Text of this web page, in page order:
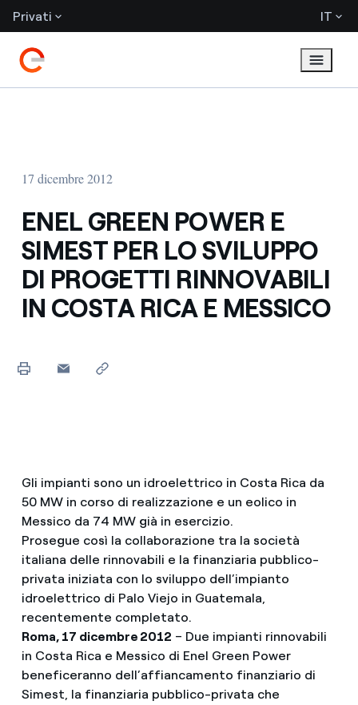
Privati IT
17 dicembre 2012
ENEL GREEN POWER E
SIMEST PER LO SVILUPPO
DI PROGETTI RINNOVABILI
IN COSTA RICA E MESSICO
Gli impianti sono un idroelettrico in Costa Rica da
50 MW in corso di realizzazione e un eolico in
Messico da 74 MW già in esercizio.
Prosegue così la collaborazione tra la società
italiana delle rinnovabili e la finanziaria pubblico-
privata iniziata con lo sviluppo dell’impianto
idroelettrico di Palo Viejo in Guatemala,
recentemente completato.
Roma, 17 dicembre 2012 – Due impianti rinnovabili
in Costa Rica e Messico di Enel Green Power
beneficeranno dell’affiancamento finanziario di
Simest, la finanziaria pubblico-privata che